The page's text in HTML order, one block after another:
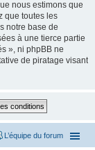
nous estimons que
que toutes les
notre base de
à une tierce partie
», ni phpBB ne
de piratage visant
L’équipe du forum